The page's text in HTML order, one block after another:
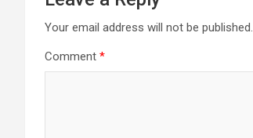
Your email address will not be published.
Comment *